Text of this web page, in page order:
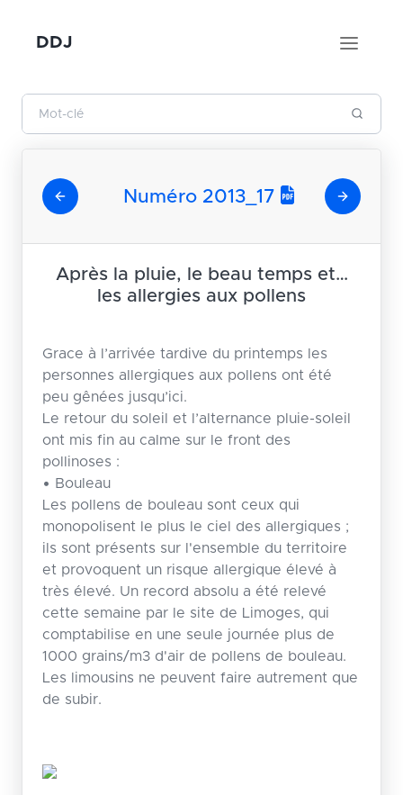
DDJ
Numéro 2013_17
Après la pluie, le beau temps et…
les allergies aux pollens
Grace à l’arrivée tardive du printemps les
personnes allergiques aux pollens ont été
peu gênées jusqu’ici.
Le retour du soleil et l’alternance pluie-soleil
ont mis fin au calme sur le front des
pollinoses :
• Bouleau
Les pollens de bouleau sont ceux qui
monopolisent le plus le ciel des allergiques ;
ils sont présents sur l'ensemble du territoire
et provoquent un risque allergique élevé à
très élevé. Un record absolu a été relevé
cette semaine par le site de Limoges, qui
comptabilise en une seule journée plus de
1000 grains/m3 d'air de pollens de bouleau.
Les limousins ne peuvent faire autrement que
de subir.